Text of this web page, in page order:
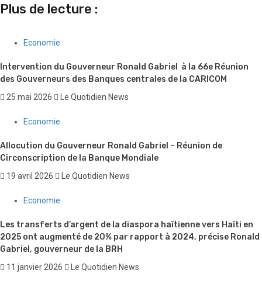
Plus de lecture :
Economie
Intervention du Gouverneur Ronald Gabriel à la 66e Réunion
des Gouverneurs des Banques centrales de la CARICOM
25 mai 2026 Le Quotidien News
Economie
Allocution du Gouverneur Ronald Gabriel – Réunion de
Circonscription de la Banque Mondiale
19 avril 2026 Le Quotidien News
Economie
Les transferts d’argent de la diaspora haïtienne vers Haïti en
2025 ont augmenté de 20% par rapport à 2024, précise Ronald
Gabriel, gouverneur de la BRH
11 janvier 2026 Le Quotidien News